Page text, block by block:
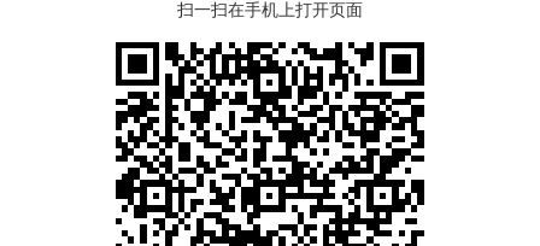
扫一扫在手机上打开页面